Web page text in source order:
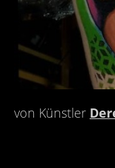
von Künstler